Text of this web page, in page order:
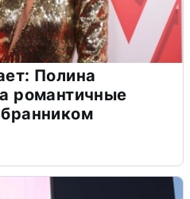
Полина
романтичные